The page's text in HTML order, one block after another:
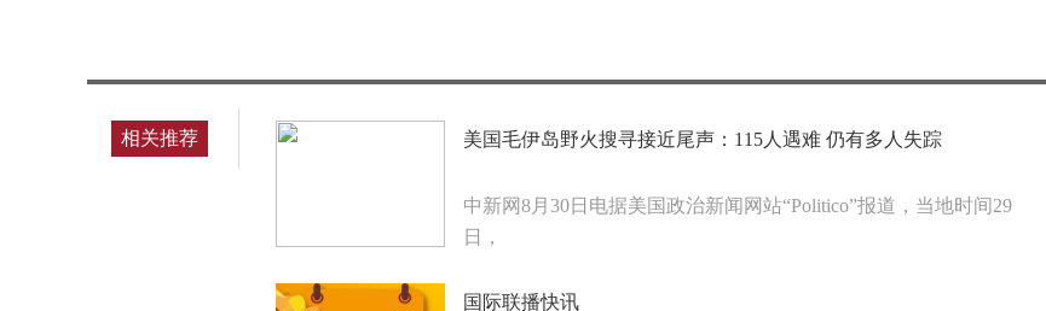
相关推荐 美国毛伊岛野火搜寻接近尾声：115人遇难 仍有多人失踪
中新网8月30日电据美国政治新闻网站“Politico”报道，当地时间29
日，
国际联播快讯